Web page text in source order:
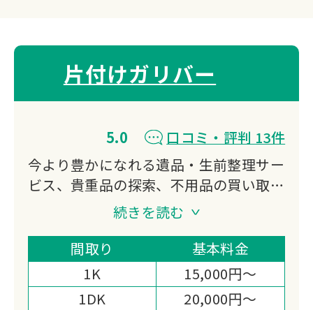
片付けガリバー
5.0
口コミ・評判 13件
今より豊かになれる遺品・生前整理サー
ビス、貴重品の探索、不用品の買い取
り、特殊清掃、ゴミ屋敷対応などをご提
供する会社になります。
私たち片付けガリバーは「日本一真面目
な遺品整理業者｣である事を宣言しま
す。
続きを読む
間取り
基本料金
1K
15,000円～
1DK
20,000円～